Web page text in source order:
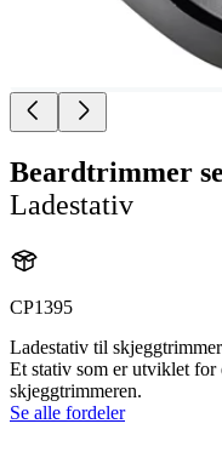
Beardtrimmer
Ladestativ
CP1395
Ladestativ til
Et stativ som er utviklet
skjeggtrimmeren.
Se alle fordeler